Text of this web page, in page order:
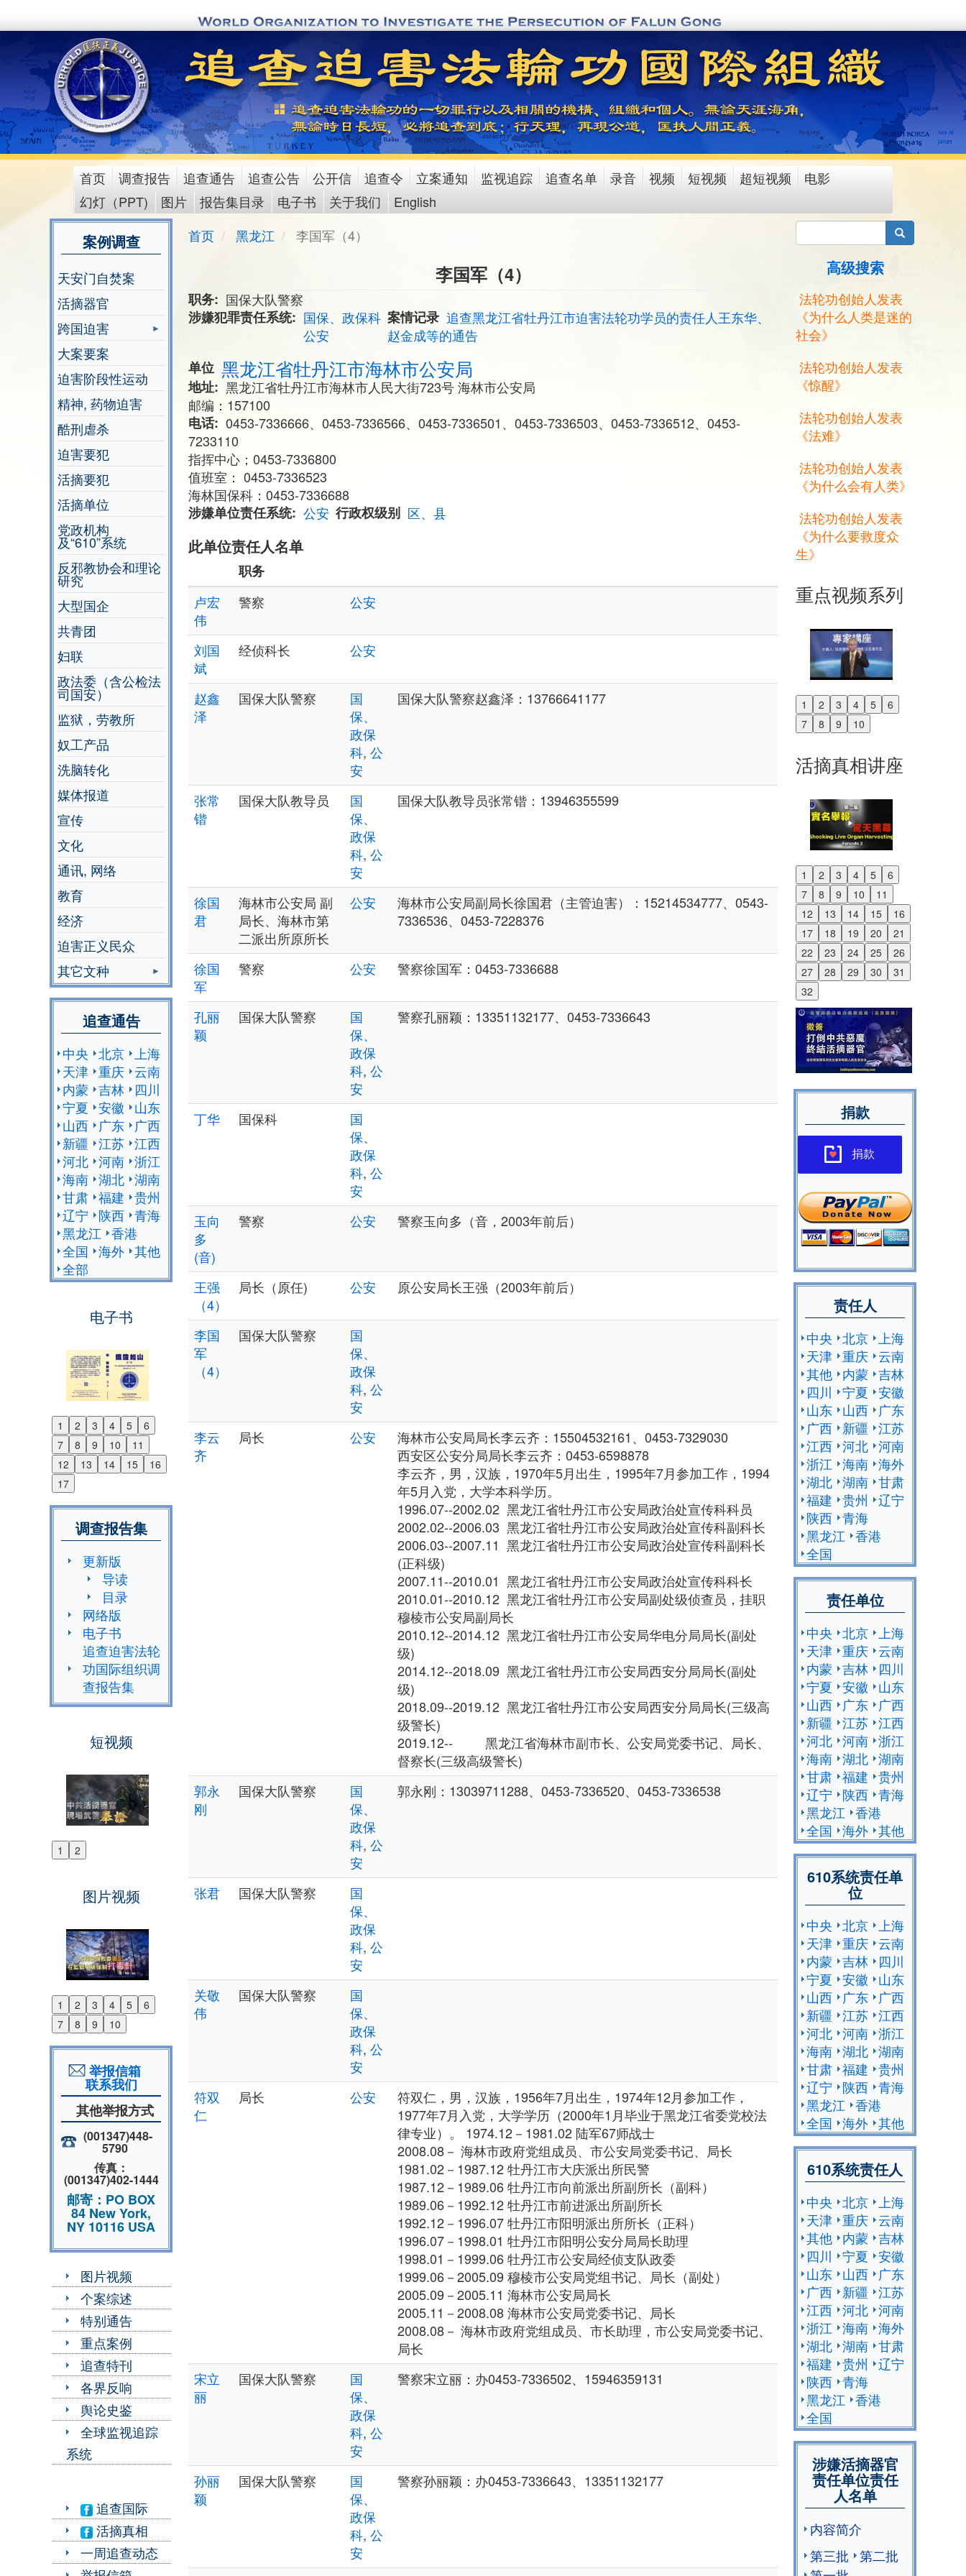
to
content
main
menu
首页 调查报告 追查通告 追查公告 公开信 追查令 立案通知 监视追踪 追查名单 录音 视频 短视频 超短视频
电影
幻灯（PPT)
图片 报告集目录 电子书 关于我们 English
案例调查
天安门自焚案
活摘器官
跨国迫害
大案要案
迫害阶段性运动
精神, 药物迫害
酷刑虐杀
迫害要犯
活摘要犯
活摘单位
党政机构
及“610”系统
反邪教协会和理论
研究
大型国企
共青团
妇联
政法委（含公检法
司国安）
监狱，劳教所
奴工产品
洗脑转化
媒体报道
宣传
文化
通讯, 网络
教育
经济
迫害正义民众
其它文种
追查通告
中央 北京 上海
天津 重庆 云南
内蒙 吉林
四川
宁夏 安徽
山东
山西
广东
广西
新疆 江苏 江西
河北 河南 浙江
海南 湖北 湖南
甘肃 福建 贵州
辽宁
陕西 青海
黑龙江 香港
全国 海外 其他
全部
电子书
1 2 3 4 5
6
7
8 9 10
11
12
13 14 15
16
17
Previous
Next
调查报告集
更新版
导读
目录
网络版
电子书
追查迫害法轮
功国际组织调
查报告集
短视频
1 2
Previous
图片视频
1 2 3 4 5
6
7
8 9 10
Previous
Next
举报信箱
联系我们
其他举报方式
(001347)448-
5790
传真：
(001347)402-1444
邮寄：PO BOX
84 New York,
NY 10116 USA
图片视频
个案综述
特别通告
重点案例
追查特刊
各界反响
舆论史鉴
全球监视追踪
系统
追查国际
活摘真相
一周追查动态
首页 黑龙江 李国军（4）
李国军（4）
职务
国保大队警察
涉嫌犯罪责任系统
国保、政保科
公安
案情记录 追查黑龙江省牡丹江市迫害法轮功学员的责任人王东华、
赵金成等的通告
单位 黑龙江省牡丹江市海林市公安局
地址
黑龙江省牡丹江市海林市人民大街723号 海林市公安局
邮编：157100
电话
0453-7336666、0453-7336566、0453-7336501、0453-7336503、0453-7336512、0453-
7233110
指挥中心；0453-7336800
值班室： 0453-7336523
海林国保科：0453-7336688
涉嫌单位责任系统
公安 行政权级别 区、县
此单位责任人名单
职务
卢宏
伟
警察 公安
刘国
斌
经侦科长 公安
赵鑫
泽
国保大队警察
国
保、
政保
科, 公
安
国保大队警察赵鑫泽：13766641177
张常
锴
国保大队教导员
国
保、
政保
科, 公
安
国保大队教导员张常锴：13946355599
徐国
君
海林市公安局 副
局长、海林市第
二派出所原所长
公安
海林市公安局副局长徐国君（主管迫害）：15214534777、0543-
7336536、0453-7228376
徐国
军
警察 公安 警察徐国军：0453-7336688
孔丽
颖
国保大队警察
国
保、
政保
科, 公
安
警察孔丽颖：13351132177、0453-7336643
丁华 国保科
国
保、
政保
科, 公
安
玉向
多
(音)
警察 公安 警察玉向多（音，2003年前后）
王强
（4）
局长（原任) 公安 原公安局长王强（2003年前后）
李国
军
（4）
国保大队警察
国
保、
政保
科, 公
安
李云
齐
局长 公安
海林市公安局局长李云齐：15504532161、0453-7329030
西安区公安分局局长李云齐：0453-6598878
李云齐，男，汉族，1970年5月出生，1995年7月参加工作，1994
年5月入党，大学本科学历。
1996.07--2002.02 黑龙江省牡丹江市公安局政治处宣传科科员
2002.02--2006.03 黑龙江省牡丹江市公安局政治处宣传科副科长
2006.03--2007.11 黑龙江省牡丹江市公安局政治处宣传科副科长
(正科级)
2007.11--2010.01 黑龙江省牡丹江市公安局政治处宣传科科长
2010.01--2010.12 黑龙江省牡丹江市公安局副处级侦查员，挂职
穆棱市公安局副局长
2010.12--2014.12 黑龙江省牡丹江市公安局华电分局局长(副处
级)
2014.12--2018.09 黑龙江省牡丹江市公安局西安分局局长(副处
级)
2018.09--2019.12 黑龙江省牡丹江市公安局西安分局局长(三级高
级警长)
2019.12-- 黑龙江省海林市副市长、公安局党委书记、局长、
督察长(三级高级警长)
郭永
刚
国保大队警察
国
保、
政保
科, 公
安
郭永刚：13039711288、0453-7336520、0453-7336538
张君 国保大队警察
国
保、
政保
科, 公
安
关敬
伟
国保大队警察
国
保、
政保
科, 公
安
符双
仁
局长 公安
符双仁，男，汉族，1956年7月出生，1974年12月参加工作，
1977年7月入党，大学学历（2000年1月毕业于黑龙江省委党校法
律专业）。 1974.12－1981.02 陆军67师战士
2008.08－ 海林市政府党组成员、市公安局党委书记、局长
1981.02－1987.12 牡丹江市大庆派出所民警
1987.12－1989.06 牡丹江市向前派出所副所长（副科）
1989.06－1992.12 牡丹江市前进派出所副所长
1992.12－1996.07 牡丹江市阳明派出所所长（正科）
1996.07－1998.01 牡丹江市阳明公安分局局长助理
1998.01－1999.06 牡丹江市公安局经侦支队政委
1999.06－2005.09 穆棱市公安局党组书记、局长（副处）
2005.09－2005.11 海林市公安局局长
2005.11－2008.08 海林市公安局党委书记、局长
2008.08－ 海林市政府党组成员、市长助理，市公安局党委书记、
局长
宋立
丽
国保大队警察
国
保、
政保
科, 公
安
警察宋立丽：办0453-7336502、15946359131
孙丽
颖
国保大队警察
国
保、
政保
科, 公
安
警察孙丽颖：办0453-7336643、13351132177
搜索
高级搜索
法轮功创始人发表
《为什么人类是迷的
社会》
法轮功创始人发表
《惊醒》
法轮功创始人发表
《法难》
法轮功创始人发表
《为什么会有人类》
法轮功创始人发表
《为什么要救度众
生》
重点视频系列
1 2 3 4 5
6
7
8 9 10
Previous
Next
活摘真相讲座
1 2 3 4 5
6
7
8 9 10
11
12
13 14 15
16
17
18 19 20
21
22
23 24 25
26
27
28 29 30
31
32
Previous
Next
捐款
捐款
责任人
中央 北京
上海
天津 重庆 云南
其他 内蒙 吉林
四川
宁夏 安徽
山东 山西
广东
广西 新疆 江苏
江西 河北 河南
浙江 海南 海外
湖北 湖南 甘肃
福建 贵州
辽宁
陕西 青海
黑龙江 香港
全国
责任单位
中央 北京
上海
天津 重庆 云南
内蒙 吉林
四川
宁夏 安徽
山东
山西
广东
广西
新疆 江苏 江西
河北 河南 浙江
海南 湖北 湖南
甘肃 福建 贵州
辽宁
陕西 青海
黑龙江 香港
全国 海外 其他
610系统责任单
位
中央 北京
上海
天津 重庆 云南
内蒙 吉林
四川
宁夏 安徽
山东
山西
广东
广西
新疆 江苏 江西
河北 河南 浙江
海南 湖北 湖南
甘肃 福建 贵州
辽宁
陕西 青海
黑龙江 香港
全国 海外 其他
610系统责任人
中央 北京
上海
天津 重庆 云南
其他 内蒙 吉林
四川
宁夏 安徽
山东 山西
广东
广西 新疆 江苏
江西 河北 河南
浙江 海南 海外
湖北 湖南 甘肃
福建 贵州
辽宁
陕西 青海
黑龙江 香港
全国
涉嫌活摘器官
责任单位责任
人名单
内容简介
第三批
第二批